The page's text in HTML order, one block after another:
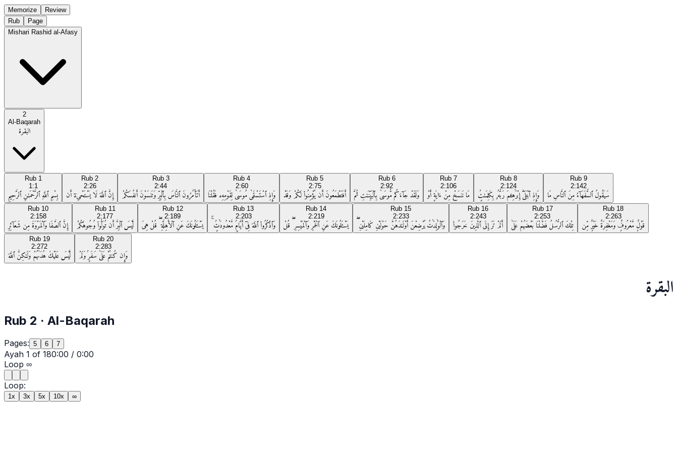
Memorize
Review
Rub
Page
Mishari Rashid al-Afasy
2
Al-Baqarah
البقرة
Rub 1
1:1
بِسْمِ ٱللَّهِ ٱلرَّحْمَـٰنِ ٱلرَّحِيمِ
Rub 2
2:26
إِنَّ ٱللَّهَ لَا يَسْتَحْىِۦٓ أَن
Rub 3
2:44
أَتَأْمُرُونَ ٱلنَّاسَ بِٱلْبِرِّ وَتَنسَوْنَ أَنفُسَكُمْ
Rub 4
2:60
وَإِذِ ٱسْتَسْقَىٰ مُوسَىٰ لِقَوْمِهِۦ فَقُلْنَا
Rub 5
2:75
أَفَتَطْمَعُونَ أَن يُؤْمِنُوا۟ لَكُمْ وَقَدْ
Rub 6
2:92
وَلَقَدْ جَآءَكُم مُّوسَىٰ بِٱلْبَيِّنَـٰتِ ثُمَّ
Rub 7
2:106
مَا نَنسَخْ مِنْ ءَايَةٍ أَوْ
Rub 8
2:124
وَإِذِ ٱبْتَلَىٰٓ إِبْرَٰهِـۧمَ رَبُّهُۥ بِكَلِمَـٰتٍۢ
Rub 9
2:142
سَيَقُولُ ٱلسُّفَهَآءُ مِنَ ٱلنَّاسِ مَا
Rub 10
2:158
إِنَّ ٱلصَّفَا وَٱلْمَرْوَةَ مِن شَعَآئِرِ
Rub 11
2:177
لَّيْسَ ٱلْبِرَّ أَن تُوَلُّوا۟ وُجُوهَكُمْ
Rub 12
2:189
يَسْـَٔلُونَكَ عَنِ ٱلْأَهِلَّةِ ۖ قُلْ هِىَ
Rub 13
2:203
وَٱذْكُرُوا۟ ٱللَّهَ فِىٓ أَيَّامٍۢ مَّعْدُودَٰتٍۢ ۚ
Rub 14
2:219
يَسْـَٔلُونَكَ عَنِ ٱلْخَمْرِ وَٱلْمَيْسِرِ ۖ قُلْ
Rub 15
2:233
وَٱلْوَٰلِدَٰتُ يُرْضِعْنَ أَوْلَـٰدَهُنَّ حَوْلَيْنِ كَامِلَيْنِ ۖ
Rub 16
2:243
أَلَمْ تَرَ إِلَى ٱلَّذِينَ خَرَجُوا۟
Rub 17
2:253
تِلْكَ ٱلرُّسُلُ فَضَّلْنَا بَعْضَهُمْ عَلَىٰ
Rub 18
2:263
قَوْلٌۭ مَّعْرُوفٌۭ وَمَغْفِرَةٌ خَيْرٌۭ مِّن
Rub 19
2:272
لَّيْسَ عَلَيْكَ هُدَىٰهُمْ وَلَـٰكِنَّ ٱللَّهَ
Rub 20
2:283
وَإِن كُنتُمْ عَلَىٰ سَفَرٍۢ وَلَمْ
البقرة
Rub 2 · Al-Baqarah
Pages: 5 6 7
Ayah 1 of 180:00 / 0:00
Loop ∞
Loop:
1x 3x 5x 10x ∞